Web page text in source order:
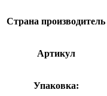
Страна производитель
Артикул
Упаковка: